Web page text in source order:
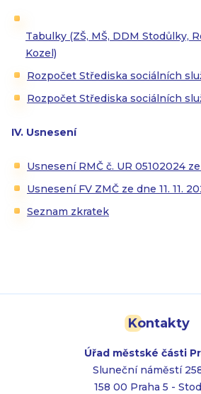
Tabulky (ZŠ, MŠ, DDM Stodůlky,
Kozel)
Rozpočet Střediska sociálních
Rozpočet Střediska sociálních
IV. Usnesení
Usnesení RMČ č. UR 05102024 ze
Usnesení FV ZMČ ze dne 11. 11.
Seznam zkratek
Kontakty
Úřad městské části
Sluneční náměstí
158 00 Praha 5 -